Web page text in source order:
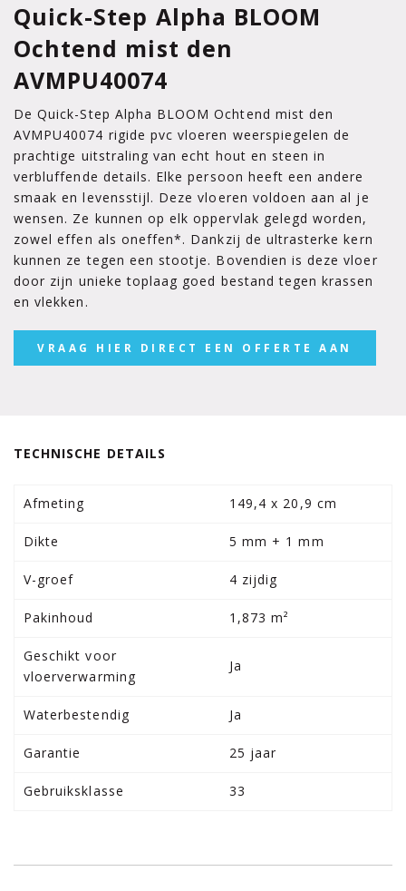
Quick-Step Alpha BLOOM
Ochtend mist den
AVMPU40074
De Quick-Step Alpha BLOOM Ochtend mist den
AVMPU40074 rigide pvc vloeren weerspiegelen de
prachtige uitstraling van echt hout en steen in
verbluffende details. Elke persoon heeft een andere
smaak en levensstijl. Deze vloeren voldoen aan al je
wensen. Ze kunnen op elk oppervlak gelegd worden,
zowel effen als oneffen*. Dankzij de ultrasterke kern
kunnen ze tegen een stootje. Bovendien is deze vloer
door zijn unieke toplaag goed bestand tegen krassen
en vlekken.
VRAAG HIER DIRECT EEN OFFERTE AAN
TECHNISCHE DETAILS
Afmeting 149,4 x 20,9 cm
Dikte 5 mm + 1 mm
V-groef 4 zijdig
Pakinhoud 1,873 m²
Geschikt voor
vloerverwarming
Ja
Waterbestendig Ja
Garantie 25 jaar
Gebruiksklasse 33